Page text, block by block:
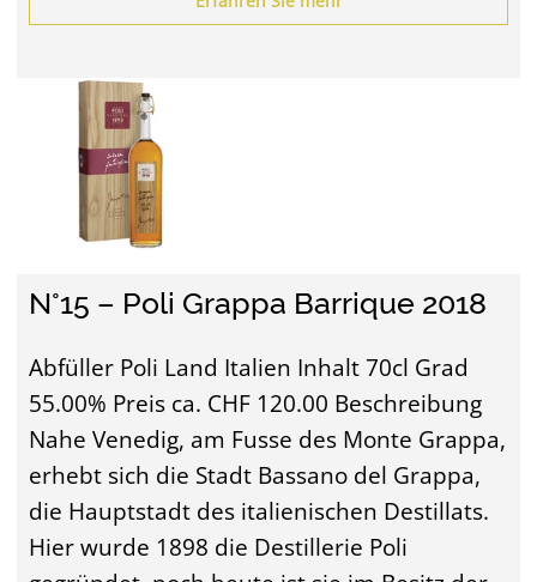
N°15 – Poli Grappa Barrique 2018
Abfüller Poli Land Italien Inhalt 70cl Grad
55.00% Preis ca. CHF 120.00 Beschreibung
Nahe Venedig, am Fusse des Monte Grappa,
erhebt sich die Stadt Bassano del Grappa,
die Hauptstadt des italienischen Destillats.
Hier wurde 1898 die Destillerie Poli